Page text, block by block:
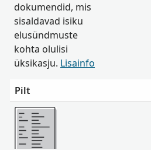
dokumendid, mis
sisaldavad isiku
elusündmuste
kohta olulisi
üksikasju. Lisainfo
Pilt
Rohkem